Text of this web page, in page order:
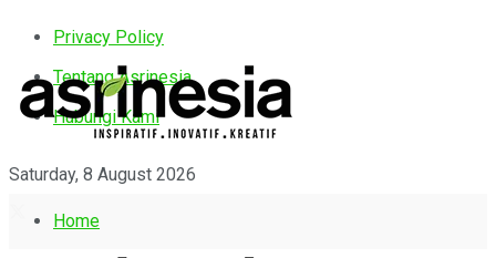
Privacy Policy
Tentang Asrinesia
Hubungi Kami
Saturday, 8 August 2026
Home